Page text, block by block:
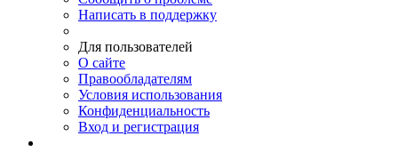
Написать в поддержку
Для пользователей
О сайте
Правообладателям
Условия использования
Конфиденциальность
Вход и регистрация